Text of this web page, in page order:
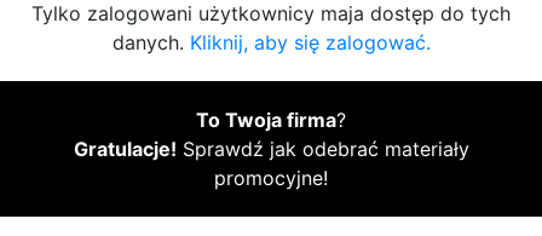
Tylko zalogowani użytkownicy maja dostęp do tych
danych. Kliknij, aby się zalogować.
To Twoja firma?
Gratulacje! Sprawdź jak odebrać materiały
promocyjne!